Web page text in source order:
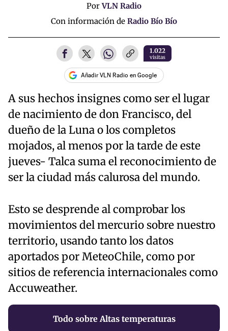
PorVLN Radio
Con información de Radio Bío Bío
1.022
visitas
Añadir VLN Radio en Google
A sus hechos insignes como ser el lugar
de nacimiento de don Francisco, del
dueño de la Luna o los completos
mojados, al menos por la tarde de este
jueves- Talca suma el reconocimiento de
ser la ciudad más calurosa del mundo.
Esto se desprende al comprobar los
movimientos del mercurio sobre nuestro
territorio, usando tanto los datos
aportados por MeteoChile, como por
sitios de referencia internacionales como
Accuweather.
Todo sobre Altas temperaturas